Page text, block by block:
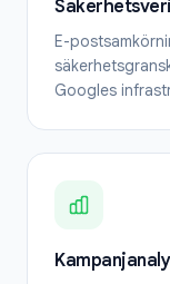
E-
Googles